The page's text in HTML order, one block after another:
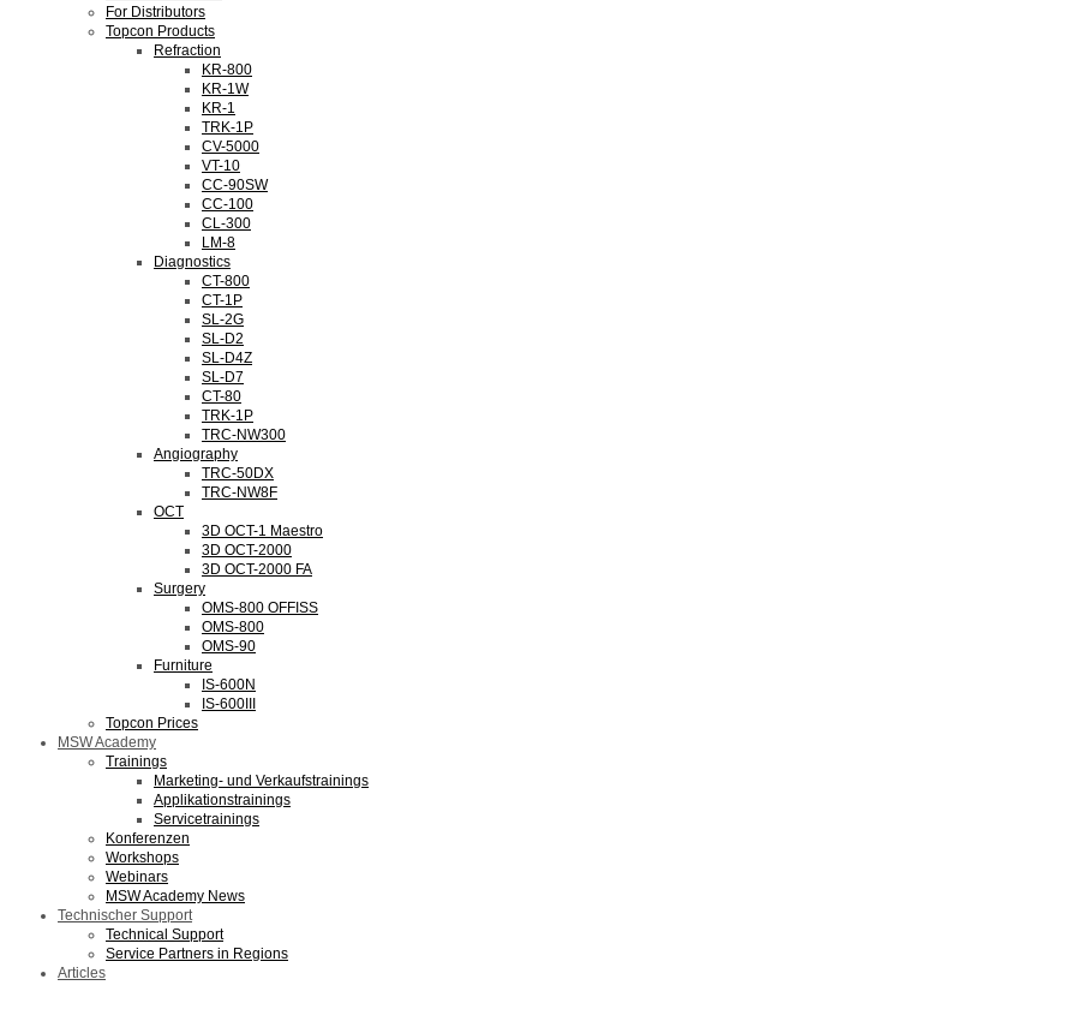
For Distributors
Topcon Products
Refraction
KR-800
KR-1W
KR-1
TRK-1P
CV-5000
VT-10
CC-90SW
CC-100
CL-300
LM-8
Diagnostics
CT-800
CT-1P
SL-2G
SL-D2
SL-D4Z
SL-D7
CT-80
TRK-1P
TRC-NW300
Angiography
TRC-50DX
TRC-NW8F
OCT
3D OCT-1 Maestro
3D OCT-2000
3D OCT-2000 FA
Surgery
OMS-800 OFFISS
OMS-800
OMS-90
Furniture
IS-600N
IS-600III
Topcon Prices
MSW Academy
Trainings
Marketing- und Verkaufstrainings
Applikationstrainings
Servicetrainings
Konferenzen
Workshops
Webinars
MSW Academy News
Technischer Support
Technical Support
Service Partners in Regions
Articles